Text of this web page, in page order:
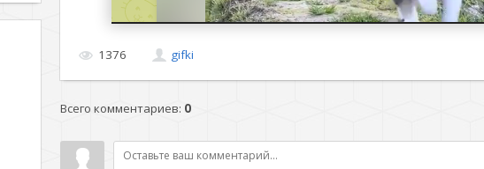
1376 gifki
Всего комментариев: 0